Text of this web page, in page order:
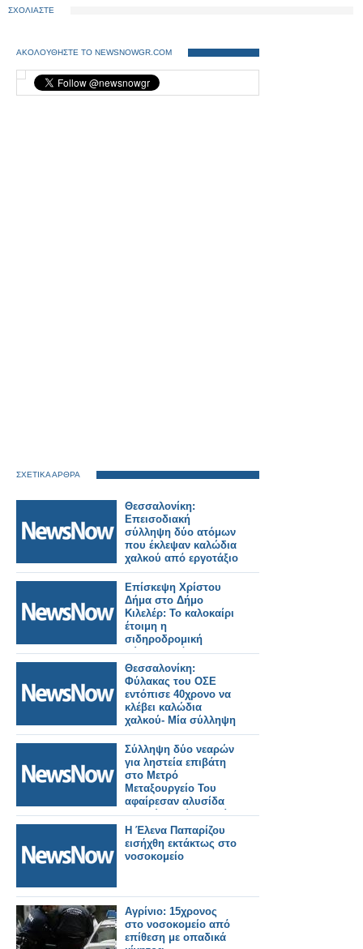
ΣΧΟΛΙΑΣΤΕ
ΑΚΟΛΟΥΘΗΣΤΕ ΤΟ NEWSNOWGR.COM
ΣΧΕΤΙΚΑ ΑΡΘΡΑ
Θεσσαλονίκη:
Επεισοδιακή
σύλληψη δύο ατόμων
που έκλεψαν καλώδια
χαλκού από εργοτάξιο
του ΟΣΕ.
Επίσκεψη Χρίστου
Δήμα στο Δήμο
Κιλελέρ: Το καλοκαίρι
έτοιμη η
σιδηροδρομική
σύνδεση Λάρισας-
Βόλου.
Θεσσαλονίκη:
Φύλακας του ΟΣΕ
εντόπισε 40χρονο να
κλέβει καλώδια
χαλκού- Μία σύλληψη
Σύλληψη δύο νεαρών
για ληστεία επιβάτη
στο Μετρό
Μεταξουργείο Του
αφαίρεσαν αλυσίδα
λαιμού ασκώντας βία
Η Έλενα Παπαρίζου
εισήχθη εκτάκτως στο
νοσοκομείο
Αγρίνιο: 15χρονος
στο νοσοκομείο από
επίθεση με οπαδικά